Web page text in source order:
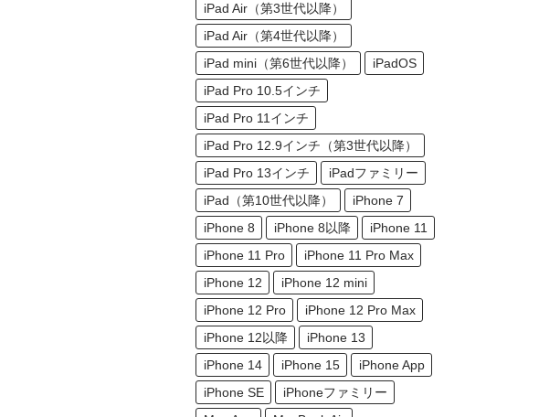
iPad Air（第3世代以降）
iPad Air（第4世代以降）
iPad mini（第6世代以降）
iPadOS
iPad Pro 10.5インチ
iPad Pro 11インチ
iPad Pro 12.9インチ（第3世代以降）
iPad Pro 13インチ
iPadファミリー
iPad（第10世代以降）
iPhone 7
iPhone 8
iPhone 8以降
iPhone 11
iPhone 11 Pro
iPhone 11 Pro Max
iPhone 12
iPhone 12 mini
iPhone 12 Pro
iPhone 12 Pro Max
iPhone 12以降
iPhone 13
iPhone 14
iPhone 15
iPhone App
iPhone SE
iPhoneファミリー